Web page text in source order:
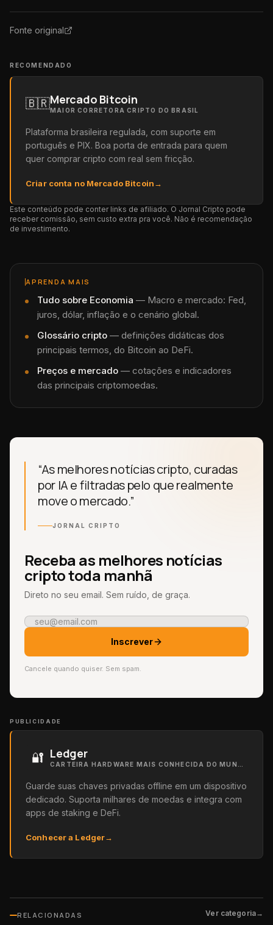
Fonte original
RECOMENDADO
🇧🇷Mercado Bitcoin
MAIOR CORRETORA CRIPTO DO BRASIL
Plataforma brasileira regulada, com suporte em
português e PIX. Boa porta de entrada para quem
quer comprar cripto com real sem fricção.
Criar conta no Mercado Bitcoin→
Este conteúdo pode conter links de afiliado. O Jornal Cripto pode
receber comissão, sem custo extra pra você. Não é recomendação
de investimento.
APRENDA MAIS
Tudo sobre Economia — Macro e mercado: Fed,
juros, dólar, inflação e o cenário global.
Glossário cripto — definições didáticas dos
principais termos, do Bitcoin ao DeFi.
Preços e mercado — cotações e indicadores
das principais criptomoedas.
“As melhores notícias cripto, curadas
por IA e filtradas pelo que realmente
move o mercado.”
JORNAL CRIPTO
Receba as melhores notícias
cripto toda manhã
Direto no seu email. Sem ruído, de graça.
Inscrever
Cancele quando quiser. Sem spam.
PUBLICIDADE
🔐 Ledger
Guarde suas chaves privadas offline em um dispositivo
dedicado. Suporta milhares de moedas e integra com
apps de staking e DeFi.
Conhecer a Ledger→
RELACIONADAS Ver categoria→